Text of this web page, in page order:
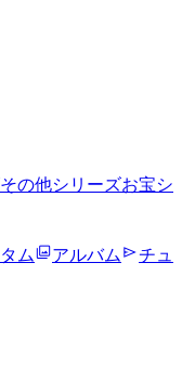
その他シリーズお宝シ
ムphoto_libraryアルバム sendチュ